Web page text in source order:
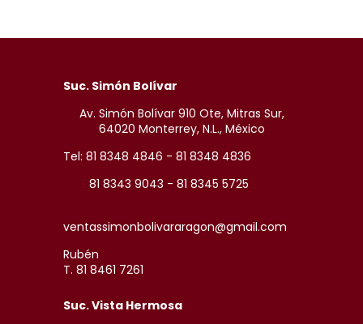
Suc. Simón Bolívar
Av. Simón Bolívar 910 Ote, Mitras Sur,
64020 Monterrey, N.L., México
Tel: 81 8348 4846 - 81 8348 4836
81 8343 9043 - 81 8345 5725
ventassimonbolivararagon@gmail.com
Rubén
T. 81 8461 7261
Suc. Vista Hermosa